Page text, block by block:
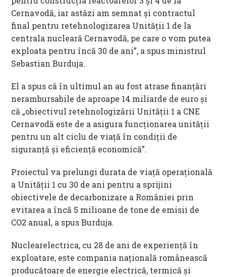
Cernavodă, iar astăzi am semnat și contractul
final pentru retehnologizarea Unității 1 de la
centrala nucleară Cernavodă, pe care o vom putea
exploata pentru încă 30 de ani”, a spus ministrul
Sebastian Burduja.
El a spus că în ultimul an au fost atrase finanțări
nerambursabile de aproape 14 miliarde de euro și
că „obiectivul retehnologizării Unității 1 a CNE
Cernavodă este de a asigura funcționarea unității
pentru un alt ciclu de viață în condiții de
siguranță și eficiență economică”.
Proiectul va prelungi durata de viață operațională
a Unității 1 cu 30 de ani pentru a sprijini
obiectivele de decarbonizare a României prin
evitarea a încă 5 milioane de tone de emisii de
CO2 anual, a spus Burduja.
Nuclearelectrica, cu 28 de ani de experiență în
exploatare, este compania națională românească
producătoare de energie electrică, termică și